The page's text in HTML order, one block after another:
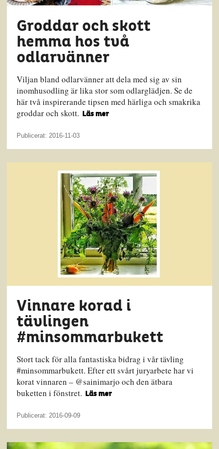
Groddar och skott
hemma hos två
odlarvänner
Viljan bland odlarvänner att dela med sig av sin
inomhusodling är lika stor som odlarglädjen. Se de
här två inspirerande tipsen med härliga och smakrika
groddar och skott. Läs mer
Publicerat: 2016-11-03
Vinnare korad i
tävlingen
#minsommarbukett
Stort tack för alla fantastiska bidrag i vår tävling
#minsommarbukett. Efter ett svårt juryarbete har vi
korat vinnaren – @sainimarjo och den ätbara
buketten i fönstret.
Läs mer
Publicerat: 2016-09-09